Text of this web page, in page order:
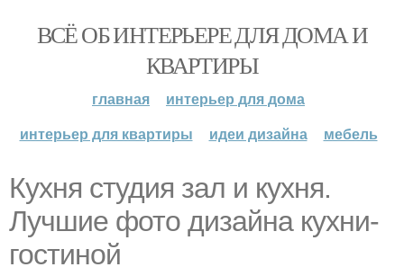
ВСЁ ОБ ИНТЕРЬЕРЕ ДЛЯ ДОМА И
КВАРТИРЫ
главная
интерьер для дома
интерьер для квартиры
идеи дизайна мебель
Кухня студия зал и кухня.
Лучшие фото дизайна кухни-
гостиной